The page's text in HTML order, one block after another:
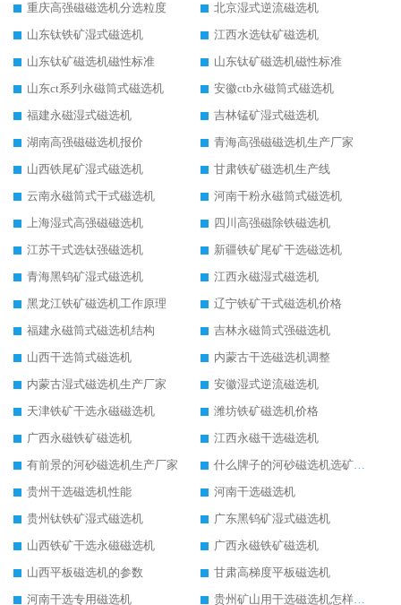
重庆高强磁磁选机分选粒度
北京湿式逆流磁选机
山东钛铁矿湿式磁选机
江西水选钛矿磁选机
山东钛矿磁选机磁性标准
山东钛矿磁选机磁性标准
山东ct系列永磁筒式磁选机
安徽ctb永磁筒式磁选机
福建永磁湿式磁选机
吉林锰矿湿式磁选机
湖南高强磁磁选机报价
青海高强磁磁选机生产厂家
山西铁尾矿湿式磁选机
甘肃铁矿磁选机生产线
云南永磁筒式干式磁选机
河南干粉永磁筒式磁选机
上海湿式高强磁磁选机
四川高强磁除铁磁选机
江苏干式选钛强磁选机
新疆铁矿尾矿干选磁选机
青海黑钨矿湿式磁选机
江西永磁湿式磁选机
黑龙江铁矿磁选机工作原理
辽宁铁矿干式磁选机价格
福建永磁筒式磁选机结构
吉林永磁筒式强磁选机
山西干选筒式磁选机
内蒙古干选磁选机调整
内蒙古湿式磁选机生产厂家
安徽湿式逆流磁选机
天津铁矿干选永磁磁选机
潍坊铁矿磁选机价格
广西永磁铁矿磁选机
江西永磁干选磁选机
有前景的河砂磁选机生产厂家
什么牌子的河砂磁选机选矿效果好
贵州干选磁选机性能
河南干选磁选机
贵州钛铁矿湿式磁选机
广东黑钨矿湿式磁选机
山西铁矿干选永磁磁选机
广西永磁铁矿磁选机
山西平板磁选机的参数
甘肃高梯度平板磁选机
河南干选专用磁选机
贵州矿山用干选磁选机怎样调磁